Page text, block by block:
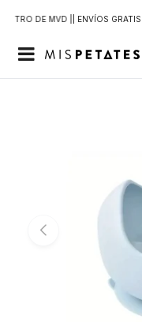
DE MVD | | ENVÍOS GRATIS
